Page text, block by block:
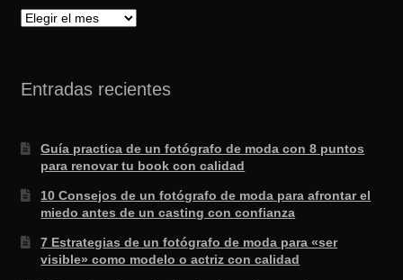
Archivo
Entradas recientes
Guía practica de un fotógrafo de moda con 8 puntos
para renovar tu book con calidad
10 Consejos de un fotógrafo de moda para afrontar el
miedo antes de un casting con confianza
7 Estrategias de un fotógrafo de moda para «ser
visible» como modelo o actriz con calidad